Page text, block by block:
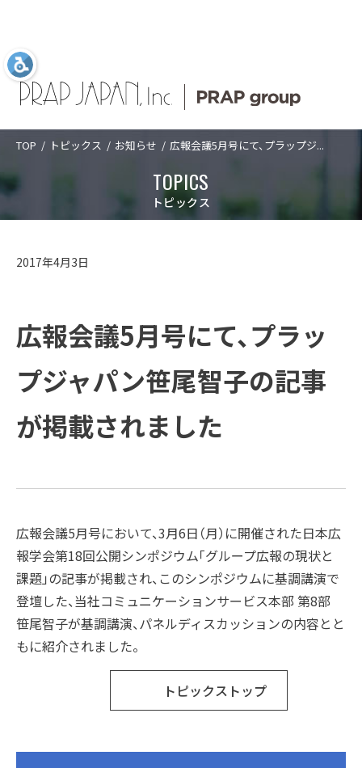
ABOUT US
プラップジャパン
について
パンの特長
ご支援の進め
例
SERVICES
サービス
COMPANY
企業情報
役員紹介
会社概要
プラップグル
プラップジャ
パンの書籍
受賞歴
TOPICS
新着情報
Language 日本語
プラップジャパンについて
プラップジャパンの特長
ご支援の進め方と主な活動例
業種
課題
ソリューション
SEMINARS
COMPANY 企業情報
企業情報
経営理念
ダイバーシティ宣言
役員紹介
プラップグループ
TOPICS 新着情報
PRAP PR JOURNAL
海外事業
IDPR
SUSTAINABILITY
IR
Contact
TOP トピックス お知らせ 広報会議5月号にて、プラップジ...
TOPICS
トピックス
2017年4月3日
広報会議5月号にて、プラッ
プジャパン笹尾智子の記事
が掲載されました
広報会議5月号において、3月6日（月）に開催された日本広
報学会第18回公開シンポジウム「グループ広報の現状と
課題」の記事が掲載され、このシンポジウムに基調講演で
登壇した、当社コミュニケーションサービス本部 第8部
笹尾智子が基調講演、パネルディスカッションの内容とと
もに紹介されました。
トピックストップ